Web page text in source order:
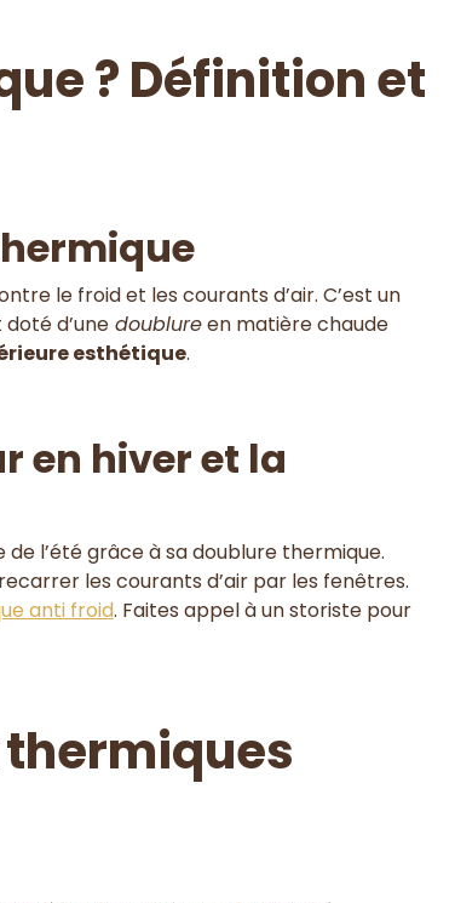
? Définition et
le froid et les courants d’air. C’est un
d’unedoublureen matière chaude
esthétique.
en hiver et la
l’été grâce à sa doublure thermique.
les courants d’air par les fenêtres.
anti froid. Faites appel à un storiste pour